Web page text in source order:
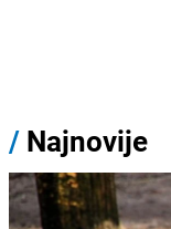
/ Najnovije